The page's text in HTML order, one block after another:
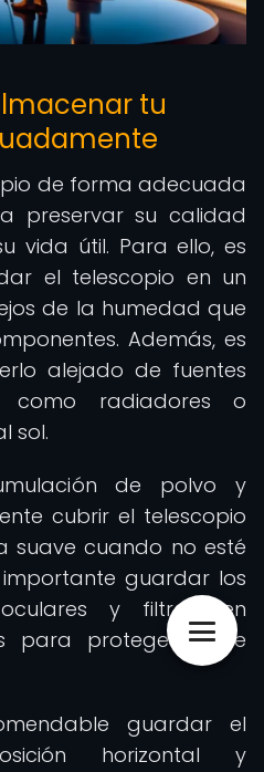
tu
de forma adecuada
preservar su calidad
vida útil. Para ello, es
el telescopio en un
de la humedad que
Además, es
alejado de fuentes
como radiadores o
sol.
de polvo y
cubrir el telescopio
suave cuando no esté
importante guardar los
y filtros, en
para protegerlos de
guardar el
horizontal y